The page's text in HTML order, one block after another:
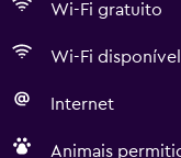
Wi-Fi gratuito
Wi-Fi
Internet
Animais